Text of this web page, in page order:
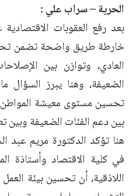
الحرية – سراب علي :
بعد رفع العقوبات
خارطة طريق واضحة تضمن
العادي، وتوازن بين
الضعيفة، وهنا يبرز السؤال
تحسين مستوى معيشة المواطن
بين دعم الفئات الضعيفة وبين
هنا تؤكد الدكتورة مريم عبد
في كلية الاقتصاد وأستاذة
اللاذقية، أن تحسين بيئة